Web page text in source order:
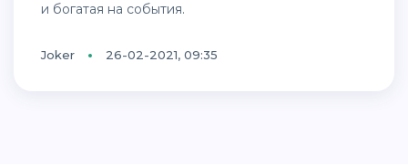
и богатая на события.
Joker 26-02-2021, 09:35